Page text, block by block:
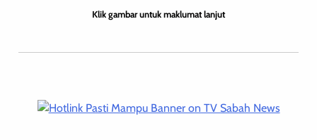
April Adelaide – Penerus Simfoni
Klik gambar untuk maklumat lanjut